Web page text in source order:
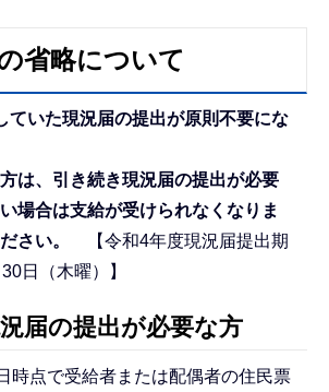
省略について
ていた現況届の提出が原則不要にな
は、引き続き現況届の提出が必要
場合は支給が受けられなくなりま
ださい。
【令和4年度現況届提出期
日（木曜）】
届の提出が必要な方
時点で受給者または配偶者の住民票